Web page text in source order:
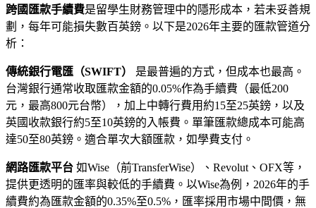
跨國匯款手續費是留學生財務管理中的隱形成本，若未妥善規
劃，每年可能損失數百英鎊。以下是2026年主要的匯款管道分
析：
傳統銀行電匯（SWIFT）
是最普遍的方式，但成本也最高。
台灣銀行通常收取匯款金額的0.05%作為手續費（最低200
元，最高800元台幣），加上中轉行費用約15至25英鎊，以及
英國收款銀行約5至10英鎊的入帳費。單筆匯款總成本可能高
達50至80英鎊。適合單次大額匯款，如學費支付。
網路匯款平台 如Wise（前TransferWise）、Revolut、OFX等，
提供更透明的匯率與較低的手續費。以Wise為例，2026年的手
續費約為匯款金額的0.35%至0.5%，匯率採用市場中間價，無